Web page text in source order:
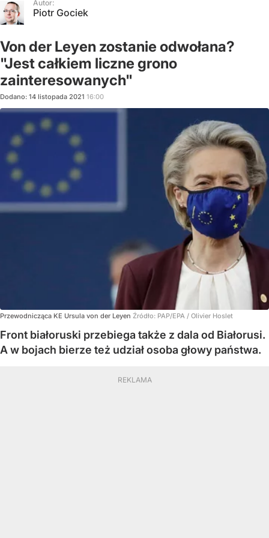
Autor:
Piotr Gociek
Von der Leyen zostanie odwołana?
"Jest całkiem liczne grono
zainteresowanych"
Dodano: 14 listopada 2021 16:00
Przewodnicząca KE Ursula von der Leyen Źródło: PAP/EPA / Olivier Hoslet
Front białoruski przebiega także z dala od Białorusi.
A w bojach bierze też udział osoba głowy państwa.